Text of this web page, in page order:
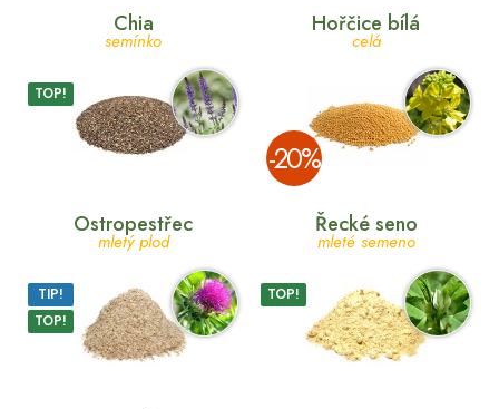
Chia
semínko
TOP!
Hořčice bílá
celá
­-20%
Ostropestřec
mletý plod
TIP!
TOP!
Řecké seno
mleté semeno
TOP!